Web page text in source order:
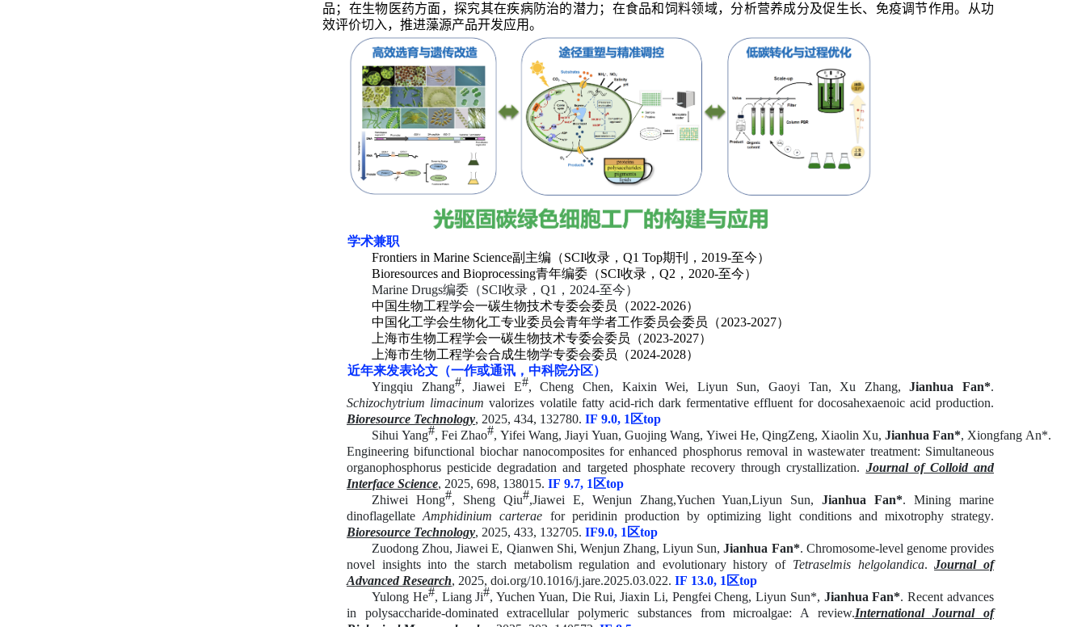
品；在生物医药方面，探究其在疾病防治的潜力；在食品和饲料领域，分析营养成分及促生长、免疫调节作用。从功
效评价切入，推进藻源产品开发应用。
学术兼职
Frontiers in Marine Science副主编（SCI收录， Q1 Top期刊， 2019-至今）
Bioresources and Bioprocessing青年编委（SCI收录， Q2 ， 2020-至今）
Marine Drugs编委（SCI收录， Q1 ， 2024-至今）
中国生物工程学会一碳生物技术专委会委员（2022-2026）
中国化工学会生物化工专业委员会青年学者工作委员会委员（2023-2027）
上海市生物工程学会一碳生物技术专委会委员（2023-2027）
上海市生物工程学会合成生物学专委会委员（2024-2028）
近年来发表论文（一作或通讯，中科院分区）
Yingqiu Zhang#, Jiawei E#, Cheng Chen, Kaixin Wei, Liyun Sun, Gaoyi Tan, Xu Zhang,Jianhua Fan*.
Schizochytrium limacinum valorizes volatile fatty acid-rich dark fermentative effluent for docosahexaenoic acid production.
Bioresource Technology, 2025, 434, 132780. IF 9.0, 1 区top
Sihui Yang#, Fei Zhao#, Yifei Wang, Jiayi Yuan, Guojing Wang, Yiwei He, QingZeng, Xiaolin Xu, Jianhua Fan*, Xiongfang An*.
Engineering bifunctional biochar nanocomposites for enhanced phosphorus removal in wastewater treatment: Simultaneous
organophosphorus pesticide degradation and targeted phosphate recovery through crystallization. Journal of Colloid and
Interface Science, 2025, 698, 138015. IF 9.7, 1 区top
Zhiwei Hong#, Sheng Qiu#,Jiawei E, Wenjun Zhang,Yuchen Yuan,Liyun Sun,Jianhua Fan*.Mining marine
dinoflagellateAmphidinium carterae for peridinin production by optimizing light conditions and mixotrophy strategy.
Bioresource Technology, 2025, 433, 132705. IF9.0, 1 区top
Zuodong Zhou, Jiawei E, Qianwen Shi, Wenjun Zhang, Liyun Sun,Jianhua Fan*. Chromosome-level genome provides
novel insights into the starch metabolism regulation and evolutionary history of Tetraselmis helgolandica.Journal of
Advanced Research, 2025, doi.org/10.1016/j.jare.2025.03.022. IF 13.0, 1 区top
Yulong He#, Liang Ji#, Yuchen Yuan, Die Rui, Jiaxin Li, Pengfei Cheng, Liyun Sun*, Jianhua Fan*. Recent advances
in polysaccharide-dominated extracellular polymeric substances from microalgae: A review.International Journal of